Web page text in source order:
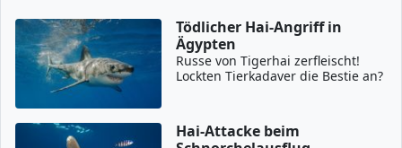
Tödlicher Hai-Angriff in
Ägypten
Russe von Tigerhai zerfleischt!
Lockten Tierkadaver die Bestie an?
Hai-Attacke beim